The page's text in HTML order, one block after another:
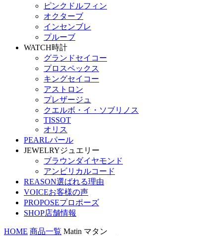
ピンクドルフィン
オクターブ
インセンブレ
プルーブ
WATCH時計
グランドセイコー
プロスペックス
キングセイコー
アストロン
プレザージュ
クエルボ・イ・ソブリノス
TISSOT
オリス
PEARLパール
JEWELRYジュエリー
ブラウンダイヤモンド
アンビリカルコード
REASON選ばれる理由
VOICEお客様の声
PROPOSEプロポーズ
SHOP店舗情報
HOME 商品一覧 Matin マタン